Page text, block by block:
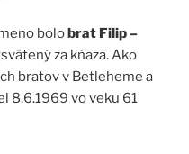
bolobrat Filip –
za kňaza. Ako
bratov v Betleheme a
8.6.1969 vo veku 61